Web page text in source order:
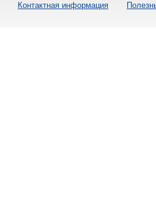
Контактная информация